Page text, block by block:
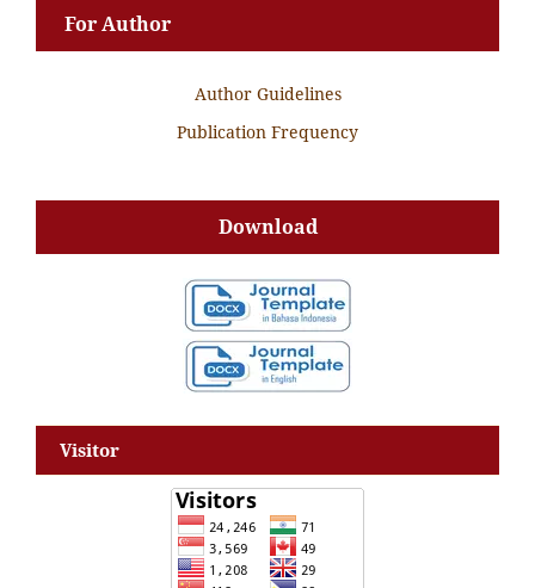
For Author
Author Guidelines
Publication Frequency
Download
Visitor